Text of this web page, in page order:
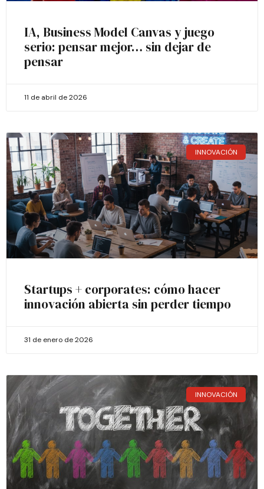
IA, Business Model Canvas y juego
serio: pensar mejor… sin dejar de
pensar
11 de abril de 2026
INNOVACIÓN
Startups + corporates: cómo hacer
innovación abierta sin perder tiempo
31 de enero de 2026
INNOVACIÓN